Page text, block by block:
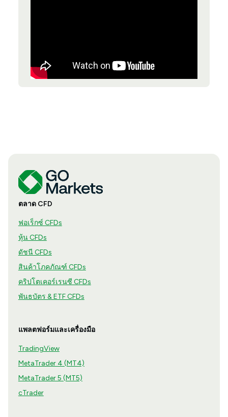
ตลาด CFD
ฟอเร็กซ์ CFDs
หุ้น CFDs
ดัชนี CFDs
สินค้าโภคภัณฑ์ CFDs
คริปโตเคอร์เรนซี CFDs
พันธบัตร & ETF CFDs
แพลตฟอร์มและเครื่องมือ
TradingView
MetaTrader 4 (MT4)
MetaTrader 5 (MT5)
cTrader